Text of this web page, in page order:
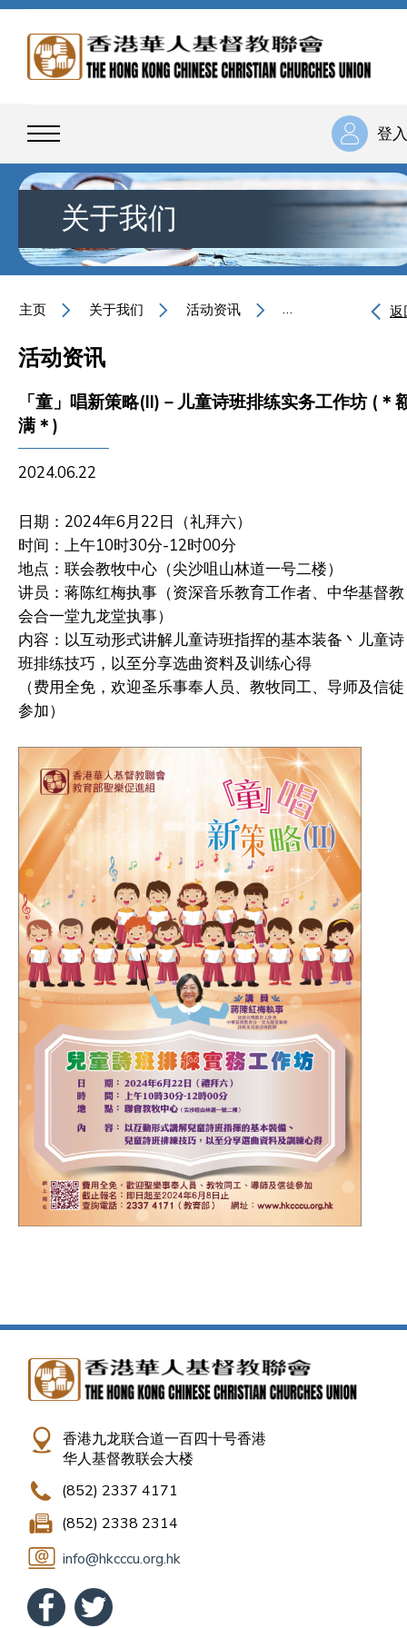
登入
关于我们
主页 关于我们 活动资讯 「童」唱新策略(II)返
活动资讯
「童」唱新策略(II)－儿童诗班排练实务工作坊 (＊
满＊)
2024.06.22
日期：2024年6月22日（礼拜六）
时间：上午10时30分-12时00分
地点：联会教牧中心（尖沙咀山林道一号二楼）
讲员：蒋陈红梅执事（资深音乐教育工作者、中华基督教
会合一堂九龙堂执事）
内容：以互动形式讲解儿童诗班指挥的基本装备丶儿童诗
班排练技巧，以至分享选曲资料及训练心得
（费用全免，欢迎圣乐事奉人员、教牧同工、导师及信徒
参加）
香港九龙联合道一百四十号香港
华人基督教联会大楼
(852) 2337 4171
(852) 2338 2314
info@hkcccu.org.hk